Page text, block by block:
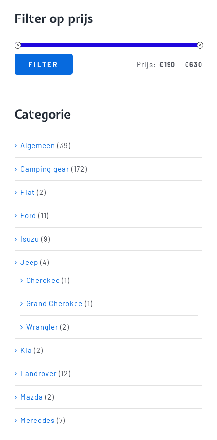
Shop
Blog
Contact
Filter op prijs
Min.
prijs
Max.
prijs
FILTER Prijs: €190 —€630
Categorie
Algemeen (39)
Camping gear (172)
Fiat (2)
Ford (11)
Isuzu (9)
Jeep (4)
Cherokee (1)
Grand Cherokee (1)
Wrangler (2)
Kia (2)
Landrover (12)
Mazda (2)
Mercedes (7)